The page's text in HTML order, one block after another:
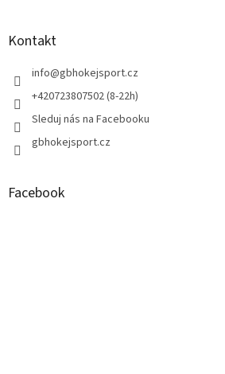
Kontakt
info@gbhokejsport.cz
+420723807502 (8-22h)
Sleduj nás na Facebooku
gbhokejsport.cz
Facebook